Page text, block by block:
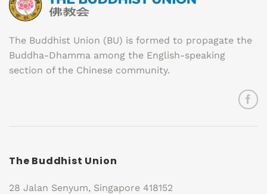
The Buddhist Union (BU) is formed to propagate the
Buddha-Dhamma among the English-speaking
section of the Chinese community.
The Buddhist Union
28 Jalan Senyum, Singapore 418152